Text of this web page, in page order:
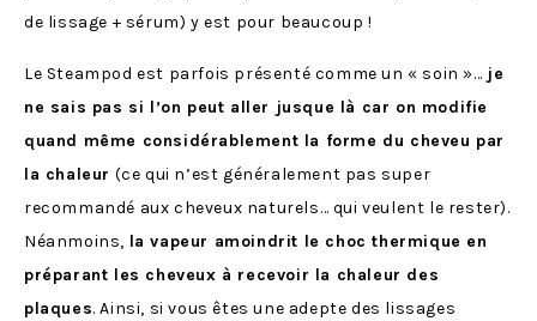
de lissage + sérum) y est pour beaucoup !
Le Steampod est parfois présenté comme un « soin »… je
ne sais pas si l’on peut aller jusque là car on modifie
quand même considérablement la forme du cheveu par
la chaleur (ce qui n’est généralement pas super
recommandé aux cheveux naturels… qui veulent le rester).
Néanmoins, la vapeur amoindrit le choc thermique en
préparant les cheveux à recevoir la chaleur des
plaques. Ainsi, si vous êtes une adepte des lissages